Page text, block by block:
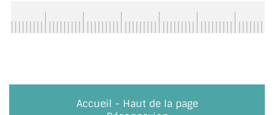
SYSTÈMES PIVOTANTS
Accueil - Haut de la page